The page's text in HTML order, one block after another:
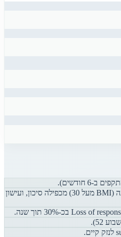
HS אינה זיהום ואינה מחלה של בלוטות הזיעה. זו מחלה אוטו-אינפלמטורית של יחידת השערה. המנגנון: follicular occlusion גורם ל-rupture, שמפעיל את ציר IL-17/TNF-alpha. השמנה (BMI מעל 30) מכפילה סיכון, ועישון